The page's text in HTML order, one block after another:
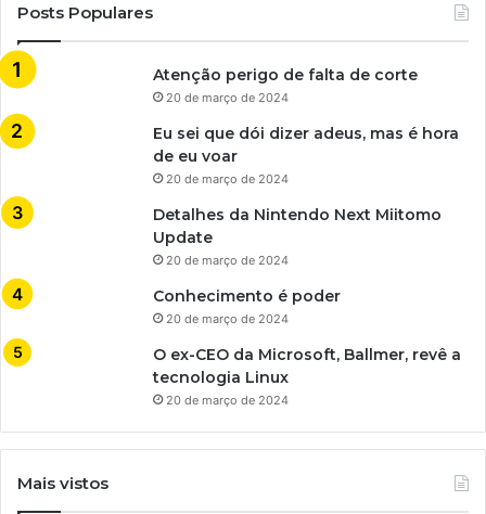
Posts Populares
Atenção perigo de falta de corte
20 de março de 2024
Eu sei que dói dizer adeus, mas é hora
de eu voar
20 de março de 2024
Detalhes da Nintendo Next Miitomo
Update
20 de março de 2024
Conhecimento é poder
20 de março de 2024
O ex-CEO da Microsoft, Ballmer, revê a
tecnologia Linux
20 de março de 2024
Mais vistos